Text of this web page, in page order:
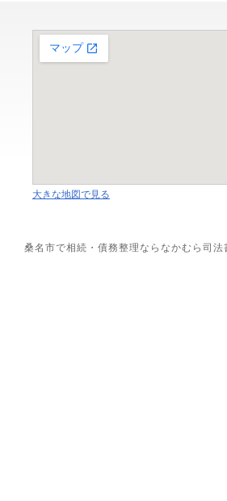
大きな地図で見る
桑名市で相続・債務整理ならなかむら司